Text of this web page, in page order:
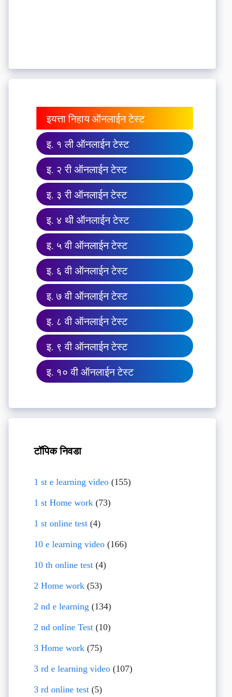
इयत्ता निहाय ऑनलाईन टेस्ट
इ. १ ली ऑनलाईन टेस्ट
इ. २ री ऑनलाईन टेस्ट
इ. ३ री ऑनलाईन टेस्ट
इ. ४ थी ऑनलाईन टेस्ट
इ. ५ वी ऑनलाईन टेस्ट
इ. ६ वी ऑनलाईन टेस्ट
इ. ७ वी ऑनलाईन टेस्ट
इ. ८ वी ऑनलाईन टेस्ट
इ. ९ वी ऑनलाईन टेस्ट
इ. १० वी ऑनलाईन टेस्ट
टॉपिक निवडा
1 st e learning video(155)
1 st Home work(73)
1 st online test(4)
10 e learning video(166)
10 th online test(4)
2 Home work(53)
2 nd e learning (134)
2 nd online Test(10)
3 Home work(75)
3 rd e learning video(107)
3 rd online test(5)